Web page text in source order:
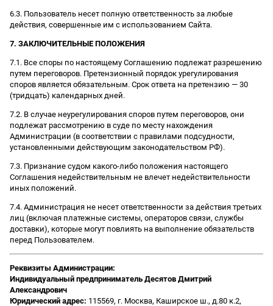
6.3. Пользователь несет полную ответственность за любые
действия, совершенные им с использованием Сайта.
7. ЗАКЛЮЧИТЕЛЬНЫЕ ПОЛОЖЕНИЯ
7.1. Все споры по настоящему Соглашению подлежат разрешению
путем переговоров. Претензионный порядок урегулирования
споров является обязательным. Срок ответа на претензию — 30
(тридцать) календарных дней.
7.2. В случае неурегулирования споров путем переговоров, они
подлежат рассмотрению в суде по месту нахождения
Администрации (в соответствии с правилами подсудности,
установленными действующим законодательством РФ).
7.3. Признание судом какого-либо положения настоящего
Соглашения недействительным не влечет недействительности
иных положений.
7.4. Администрация не несет ответственности за действия третьих
лиц (включая платежные системы, операторов связи, службы
доставки), которые могут повлиять на выполнение обязательств
перед Пользователем.
Реквизиты Администрации:
Индивидуальный предприниматель Десятов Дмитрий
Александрович
Юридический адрес: 115569, г. Москва, Каширское ш., д.80 к.2,